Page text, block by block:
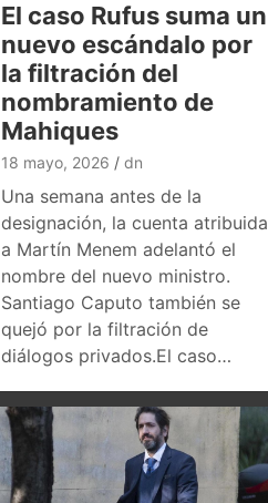
El caso Rufus suma un
nuevo escándalo por
la filtración del
nombramiento de
Mahiques
18 mayo, 2026 dn
Una semana antes de la
designación, la cuenta atribuida
a Martín Menem adelantó el
nombre del nuevo ministro.
Santiago Caputo también se
quejó por la filtración de
diálogos privados.El caso…